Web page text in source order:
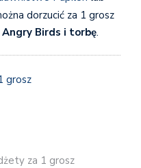
dorzucić za 1 grosz
Birds i torbę.
za 1 grosz